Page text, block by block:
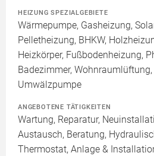
HEIZUNG SPEZIALGEBIETE
Wärmepumpe, Gasheizung,
Pelletheizung, BHKW,
Heizkörper, Fußbodenheizung,
Badezimmer,
Umwälzpumpe
ANGEBOTENE TÄTIGKEITEN
Wartung, Reparatur,
Austausch, Beratung,
Thermostat, Anlage &